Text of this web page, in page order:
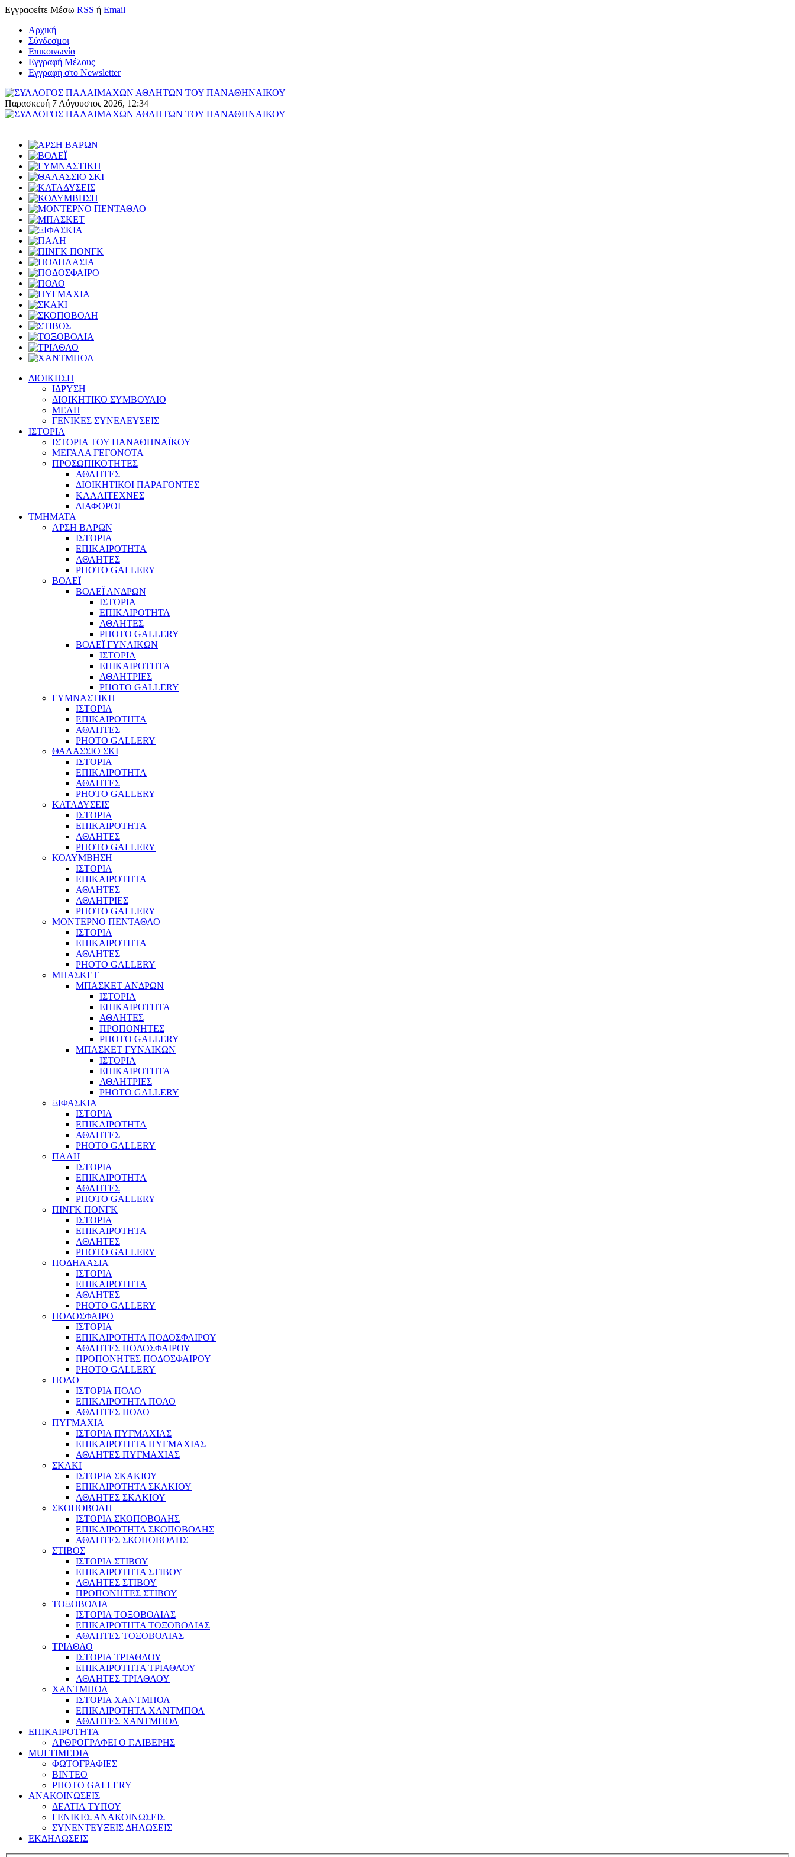
Εγγραφείτε Μέσω RSS ή Email
Αρχική
Σύνδεσμοι
Επικοινωνία
Εγγραφή Μέλους
Εγγραφή στο Newsletter
Παρασκευή 7 Αύγουστος 2026, 12:34
ΔΙΟΙΚΗΣΗ
ΙΔΡΥΣΗ
ΔΙΟΙΚΗΤΙΚΟ ΣΥΜΒΟΥΛΙΟ
ΜΕΛΗ
ΓΕΝΙΚΕΣ ΣΥΝΕΛΕΥΣΕΙΣ
ΙΣΤΟΡΙΑ
ΙΣΤΟΡΙΑ ΤΟΥ ΠΑΝΑΘΗΝΑΪΚΟΥ
ΜΕΓΑΛΑ ΓΕΓΟΝΟΤΑ
ΠΡΟΣΩΠΙΚΟΤΗΤΕΣ
ΑΘΛΗΤΕΣ
ΔΙΟΙΚΗΤΙΚΟΙ ΠΑΡΑΓΟΝΤΕΣ
ΚΑΛΛΙΤΕΧΝΕΣ
ΔΙΑΦΟΡΟΙ
ΤΜΗΜΑΤΑ
ΑΡΣΗ ΒΑΡΩΝ
ΙΣΤΟΡΙΑ
ΕΠΙΚΑΙΡΟΤΗΤΑ
ΑΘΛΗΤΕΣ
PHOTO GALLERY
ΒΟΛΕΪ
ΒΟΛΕΪ ΑΝΔΡΩΝ
ΙΣΤΟΡΙΑ
ΕΠΙΚΑΙΡΟΤΗΤΑ
ΑΘΛΗΤΕΣ
PHOTO GALLERY
ΒΟΛΕΪ ΓΥΝΑΙΚΩΝ
ΙΣΤΟΡΙΑ
ΕΠΙΚΑΙΡΟΤΗΤΑ
ΑΘΛΗΤΡΙΕΣ
PHOTO GALLERY
ΓΥΜΝΑΣΤΙΚΗ
ΙΣΤΟΡΙΑ
ΕΠΙΚΑΙΡΟΤΗΤΑ
ΑΘΛΗΤΕΣ
PHOTO GALLERY
ΘΑΛΑΣΣΙΟ ΣΚΙ
ΙΣΤΟΡΙΑ
ΕΠΙΚΑΙΡΟΤΗΤΑ
ΑΘΛΗΤΕΣ
PHOTO GALLERY
ΚΑΤΑΔΥΣΕΙΣ
ΙΣΤΟΡΙΑ
ΕΠΙΚΑΙΡΟΤΗΤΑ
ΑΘΛΗΤΕΣ
PHOTO GALLERY
ΚΟΛΥΜΒΗΣΗ
ΙΣΤΟΡΙΑ
ΕΠΙΚΑΙΡΟΤΗΤΑ
ΑΘΛΗΤΕΣ
ΑΘΛΗΤΡΙΕΣ
PHOTO GALLERY
ΜΟΝΤΕΡΝΟ ΠΕΝΤΑΘΛΟ
ΙΣΤΟΡΙΑ
ΕΠΙΚΑΙΡΟΤΗΤΑ
ΑΘΛΗΤΕΣ
PHOTO GALLERY
ΜΠΑΣΚΕΤ
ΜΠΑΣΚΕΤ ΑΝΔΡΩΝ
ΙΣΤΟΡΙΑ
ΕΠΙΚΑΙΡΟΤΗΤΑ
ΑΘΛΗΤΕΣ
ΠΡΟΠΟΝΗΤΕΣ
PHOTO GALLERY
ΜΠΑΣΚΕΤ ΓΥΝΑΙΚΩΝ
ΙΣΤΟΡΙΑ
ΕΠΙΚΑΙΡΟΤΗΤΑ
ΑΘΛΗΤΡΙΕΣ
PHOTO GALLERY
ΞΙΦΑΣΚΙΑ
ΙΣΤΟΡΙΑ
ΕΠΙΚΑΙΡΟΤΗΤΑ
ΑΘΛΗΤΕΣ
PHOTO GALLERY
ΠΑΛΗ
ΙΣΤΟΡΙΑ
ΕΠΙΚΑΙΡΟΤΗΤΑ
ΑΘΛΗΤΕΣ
PHOTO GALLERY
ΠΙΝΓΚ ΠΟΝΓΚ
ΙΣΤΟΡΙΑ
ΕΠΙΚΑΙΡΟΤΗΤΑ
ΑΘΛΗΤΕΣ
PHOTO GALLERY
ΠΟΔΗΛΑΣΙΑ
ΙΣΤΟΡΙΑ
ΕΠΙΚΑΙΡΟΤΗΤΑ
ΑΘΛΗΤΕΣ
PHOTO GALLERY
ΠΟΔΟΣΦΑΙΡΟ
ΙΣΤΟΡΙΑ
ΕΠΙΚΑΙΡΟΤΗΤΑ ΠΟΔΟΣΦΑΙΡΟΥ
ΑΘΛΗΤΕΣ ΠΟΔΟΣΦΑΙΡΟΥ
ΠΡΟΠΟΝΗΤΕΣ ΠΟΔΟΣΦΑΙΡΟΥ
PHOTO GALLERY
ΠΟΛΟ
ΙΣΤΟΡΙΑ ΠΟΛΟ
ΕΠΙΚΑΙΡΟΤΗΤΑ ΠΟΛΟ
ΑΘΛΗΤΕΣ ΠΟΛΟ
ΠΥΓΜΑΧΙΑ
ΙΣΤΟΡΙΑ ΠΥΓΜΑΧΙΑΣ
ΕΠΙΚΑΙΡΟΤΗΤΑ ΠΥΓΜΑΧΙΑΣ
ΑΘΛΗΤΕΣ ΠΥΓΜΑΧΙΑΣ
ΣΚΑΚΙ
ΙΣΤΟΡΙΑ ΣΚΑΚΙΟΥ
ΕΠΙΚΑΙΡΟΤΗΤΑ ΣΚΑΚΙΟΥ
ΑΘΛΗΤΕΣ ΣΚΑΚΙΟΥ
ΣΚΟΠΟΒΟΛΗ
ΙΣΤΟΡΙΑ ΣΚΟΠΟΒΟΛΗΣ
ΕΠΙΚΑΙΡΟΤΗΤΑ ΣΚΟΠΟΒΟΛΗΣ
ΑΘΛΗΤΕΣ ΣΚΟΠΟΒΟΛΗΣ
ΣΤΙΒΟΣ
ΙΣΤΟΡΙΑ ΣΤΙΒΟΥ
ΕΠΙΚΑΙΡΟΤΗΤΑ ΣΤΙΒΟΥ
ΑΘΛΗΤΕΣ ΣΤΙΒΟΥ
ΠΡΟΠΟΝΗΤΕΣ ΣΤΙΒΟΥ
ΤΟΞΟΒΟΛΙΑ
ΙΣΤΟΡΙΑ ΤΟΞΟΒΟΛΙΑΣ
ΕΠΙΚΑΙΡΟΤΗΤΑ ΤΟΞΟΒΟΛΙΑΣ
ΑΘΛΗΤΕΣ ΤΟΞΟΒΟΛΙΑΣ
ΤΡΙΑΘΛΟ
ΙΣΤΟΡΙΑ ΤΡΙΑΘΛΟΥ
ΕΠΙΚΑΙΡΟΤΗΤΑ ΤΡΙΑΘΛΟΥ
ΑΘΛΗΤΕΣ ΤΡΙΑΘΛΟΥ
ΧΑΝΤΜΠΟΛ
ΙΣΤΟΡΙΑ ΧΑΝΤΜΠΟΛ
ΕΠΙΚΑΙΡΟΤΗΤΑ ΧΑΝΤΜΠΟΛ
ΑΘΛΗΤΕΣ ΧΑΝΤΜΠΟΛ
ΕΠΙΚΑΙΡΟΤΗΤΑ
ΑΡΘΡΟΓΡΑΦΕΙ Ο Γ.ΛΙΒΕΡΗΣ
MULTIMEDIA
ΦΩΤΟΓΡΑΦΙΕΣ
ΒΙΝΤΕΟ
PHOTO GALLERY
ΑΝΑΚΟΙΝΩΣΕΙΣ
ΔΕΛΤΙΑ ΤΥΠΟΥ
ΓΕΝΙΚΕΣ ΑΝΑΚΟΙΝΩΣΕΙΣ
ΣΥΝΕΝΤΕΥΞΕΙΣ ΔΗΛΩΣΕΙΣ
ΕΚΔΗΛΩΣΕΙΣ